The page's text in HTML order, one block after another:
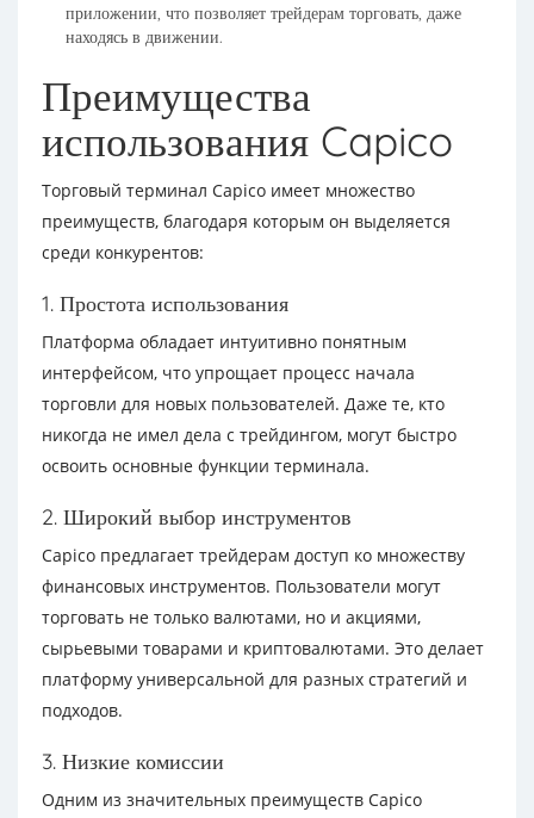
приложении, что позволяет трейдерам торговать, даже
находясь в движении.
Преимущества
использования Capico
Торговый терминал Capico имеет множество
преимуществ, благодаря которым он выделяется
среди конкурентов:
1. Простота использования
Платформа обладает интуитивно понятным
интерфейсом, что упрощает процесс начала
торговли для новых пользователей. Даже те, кто
никогда не имел дела с трейдингом, могут быстро
освоить основные функции терминала.
2. Широкий выбор инструментов
Capico предлагает трейдерам доступ ко множеству
финансовых инструментов. Пользователи могут
торговать не только валютами, но и акциями,
сырьевыми товарами и криптовалютами. Это делает
платформу универсальной для разных стратегий и
подходов.
3. Низкие комиссии
Одним из значительных преимуществ Capico